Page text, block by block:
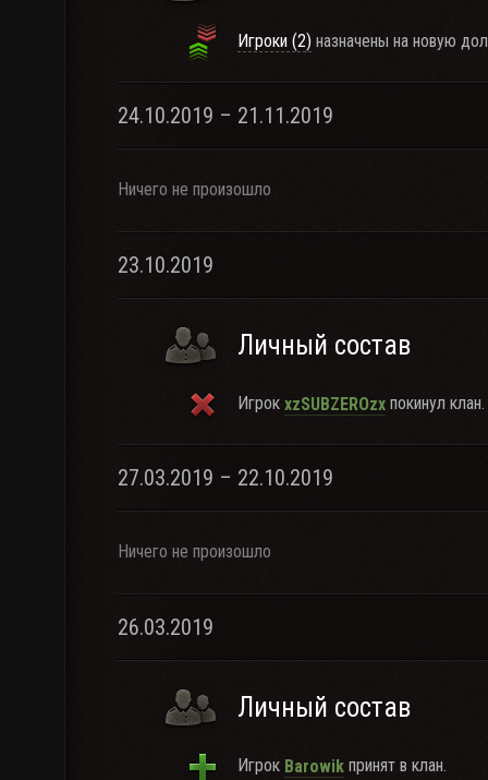
Игроки (2) назначены на новую
24.10.2019 – 21.11.2019
Ничего не произошло
23.10.2019
Личный состав
Игрок xzSUBZEROzx покинул клан.
27.03.2019 – 22.10.2019
Ничего не произошло
26.03.2019
Личный состав
Игрок Barowik принят в клан.